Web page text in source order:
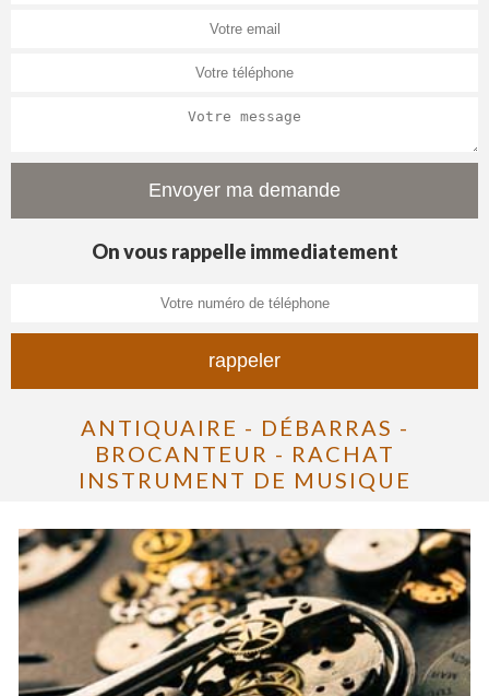
On vous rappelle immediatement
ANTIQUAIRE - DÉBARRAS -
BROCANTEUR - RACHAT
INSTRUMENT DE MUSIQUE